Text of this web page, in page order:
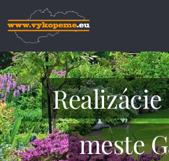
meste